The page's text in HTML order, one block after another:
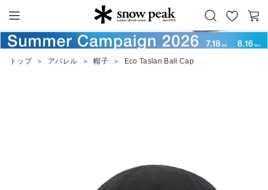
Snow Peak
お
気
カ
ー
トップ ＞ アパレル ＞ 帽子 ＞ Eco Taslan Ball Cap